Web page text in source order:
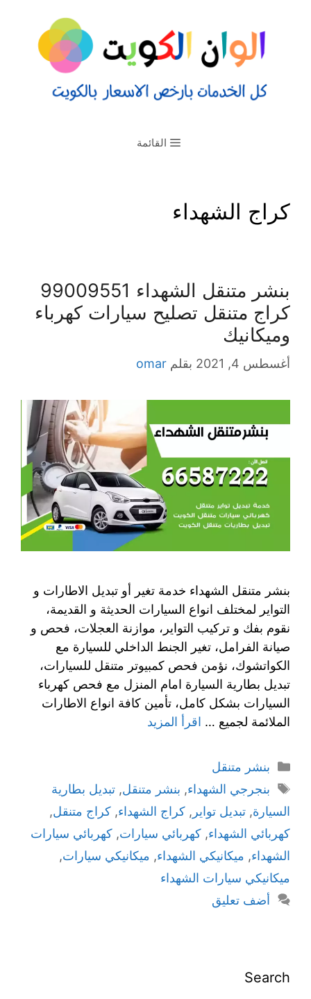
القائمة
كراج الشهداء
كراج متنقل تصليح سيارات كهرباء
وميكانيك
أغسطس 4, 2021 بقلم omar
بنشر متنقل الشهداء خدمة تغير أو تبديل الاطارات و
التواير لمختلف انواع السيارات الحديثة و القديمة،
نقوم بفك و تركيب التواير، موازنة العجلات، فحص و
صيانة الفرامل، تغير الجنط الداخلي للسيارة مع
الكواتشوك، نؤمن فحص كمبيوتر متنقل للسيارات،
تبديل بطارية السيارة امام المنزل مع فحص كهرباء
السيارات بشكل كامل، تأمين كافة انواع الاطارات
الملائمة لجميع … اقرأ المزيد
بنشر متنقل
بنجرجي الشهداء, بنشر متنقل, تبديل بطارية
السيارة, تبديل تواير , كراج الشهداء, كراج متنقل,
كهربائي الشهداء, كهربائي سيارات, كهربائي سيارات
الشهداء, ميكانيكي الشهداء, ميكانيكي سيارات,
ميكانيكي سيارات الشهداء
أضف تعليق
Search